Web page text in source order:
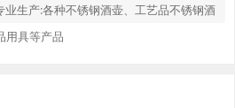
生产:各种不锈钢酒壶、工艺品不锈钢酒
用具等产品